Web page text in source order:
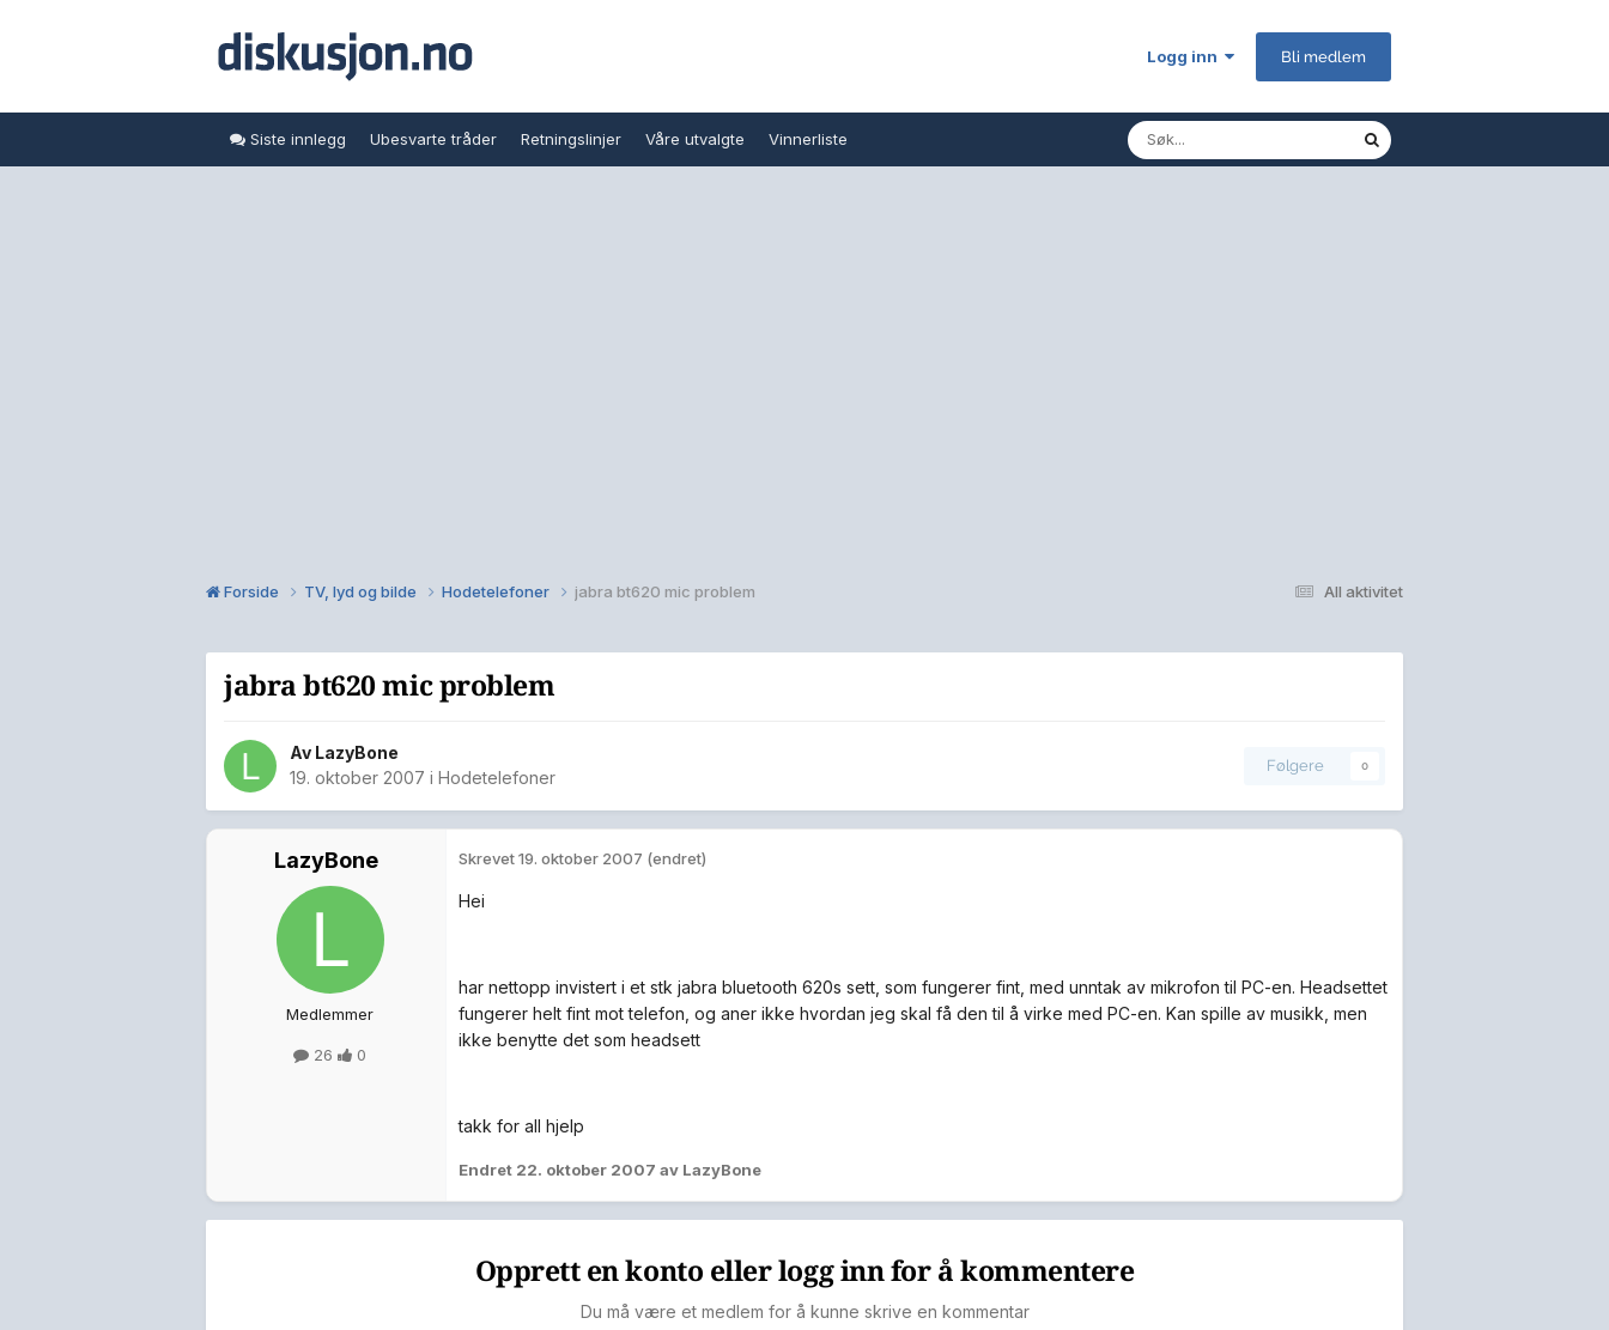
Logg inn Bli medlem
Siste innlegg Ubesvarte tråder Retningslinjer Våre utvalgte Vinnerliste
All aktivitet
Forside TV, lyd og bilde Hodetelefoner jabra bt620 mic problem
jabra bt620 mic problem
Av LazyBone
19. oktober 2007 i Hodetelefoner
Følgere 0
LazyBone
Medlemmer
26 0
Skrevet19. oktober 2007 (endret)
Hei
har nettopp invistert i et stk jabra bluetooth 620s sett, som fungerer fint, med unntak av mikrofon til PC-en. Headsettet
fungerer helt fint mot telefon, og aner ikke hvordan jeg skal få den til å virke med PC-en. Kan spille av musikk, men
ikke benytte det som headsett
takk for all hjelp
Endret 22. oktober 2007 av LazyBone
Opprett en konto eller logg inn for å kommentere
Du må være et medlem for å kunne skrive en kommentar